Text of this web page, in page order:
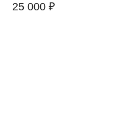
25 000 ₽